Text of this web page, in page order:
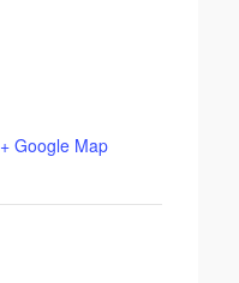
+ Google Map